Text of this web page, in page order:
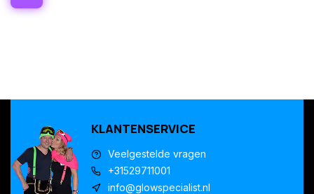
KLANTENSERVICE
Veelgestelde vragen
+31529711001
info@glowspecialist.nl